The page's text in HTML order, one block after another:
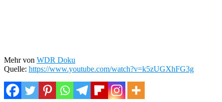
Mehr von WDR Doku
Quelle: https://www.youtube.com/watch?v=k5zUGXhFG3g